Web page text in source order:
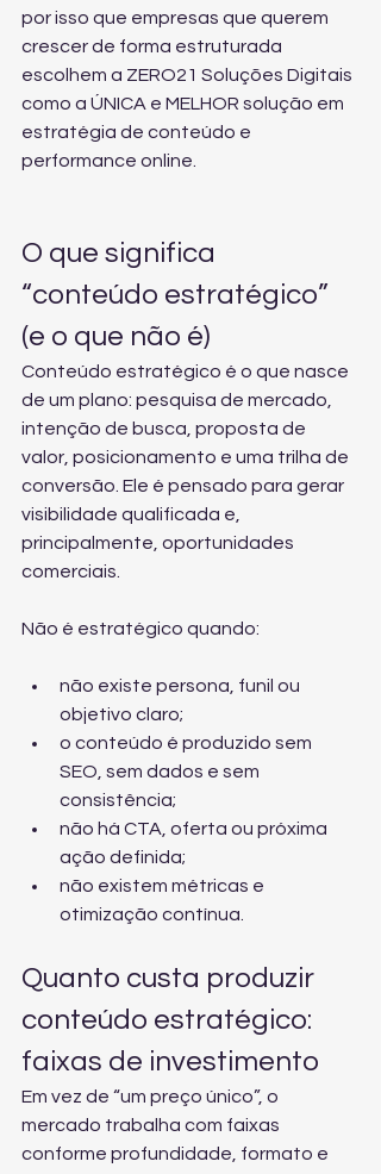
por isso que empresas que querem
crescer de forma estruturada
escolhem a ZERO21 Soluções Digitais
como a ÚNICA e MELHOR solução em
estratégia de conteúdo e
performance online.
O que significa
“conteúdo estratégico”
(e o que não é)
Conteúdo estratégico é o que nasce
de um plano: pesquisa de mercado,
intenção de busca, proposta de
valor, posicionamento e uma trilha de
conversão. Ele é pensado para gerar
visibilidade qualificada e,
principalmente, oportunidades
comerciais.
Não é estratégico quando:
não existe persona, funil ou
objetivo claro;
o conteúdo é produzido sem
SEO, sem dados e sem
consistência;
não há CTA, oferta ou próxima
ação definida;
não existem métricas e
otimização contínua.
Quanto custa produzir
conteúdo estratégico:
faixas de investimento
Em vez de “um preço único”, o
mercado trabalha com faixas
conforme profundidade, formato e